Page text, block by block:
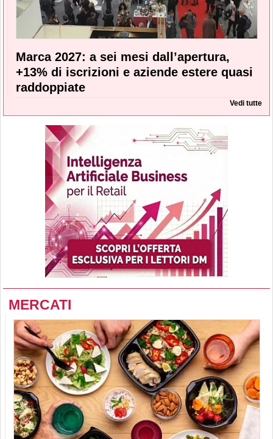
Marca 2027: a sei mesi dall’apertura,
+13% di iscrizioni e aziende estere quasi
raddoppiate
Vedi tutte
MERCATI